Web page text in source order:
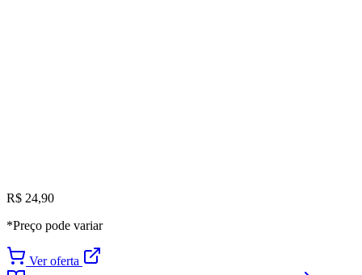
R$ 24,90
*Preço pode variar
Ver oferta